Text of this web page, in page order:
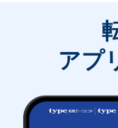
アプ